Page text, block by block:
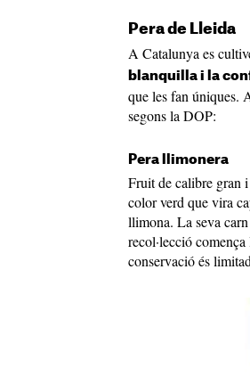
Pera de Lleida
A Catalunya es
blanquilla i la
que les fan úniques.
segons la DOP:
Pera llimonera
Fruit de calibre gran
color verd que vira
llimona. La seva
recol·lecció
conservació és